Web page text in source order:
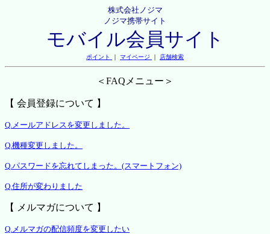
株式会社ノジマ
ノジマ携帯サイト
モバイル会員サイト
ポイント ｜ マイページ ｜ 店舗検索
＜FAQメニュー＞
【 会員登録について 】
Q.メールアドレスを変更しました。
Q.機種変更しました。
Q.パスワードを忘れてしまった。(スマートフォン)
Q.住所が変わりました
【 メルマガについて 】
Q.メルマガの配信頻度を変更したい